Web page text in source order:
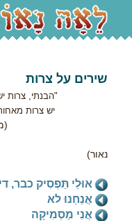
שירים על צרות
"הבנתי, צרות יש
יש צרות מאחור
(מתוך:
מאת
נאור)
אוּלַי תַּפְסִיק כבר,
אֲנַחְנוּ לא
אֲנִי מַסְמִיקָה